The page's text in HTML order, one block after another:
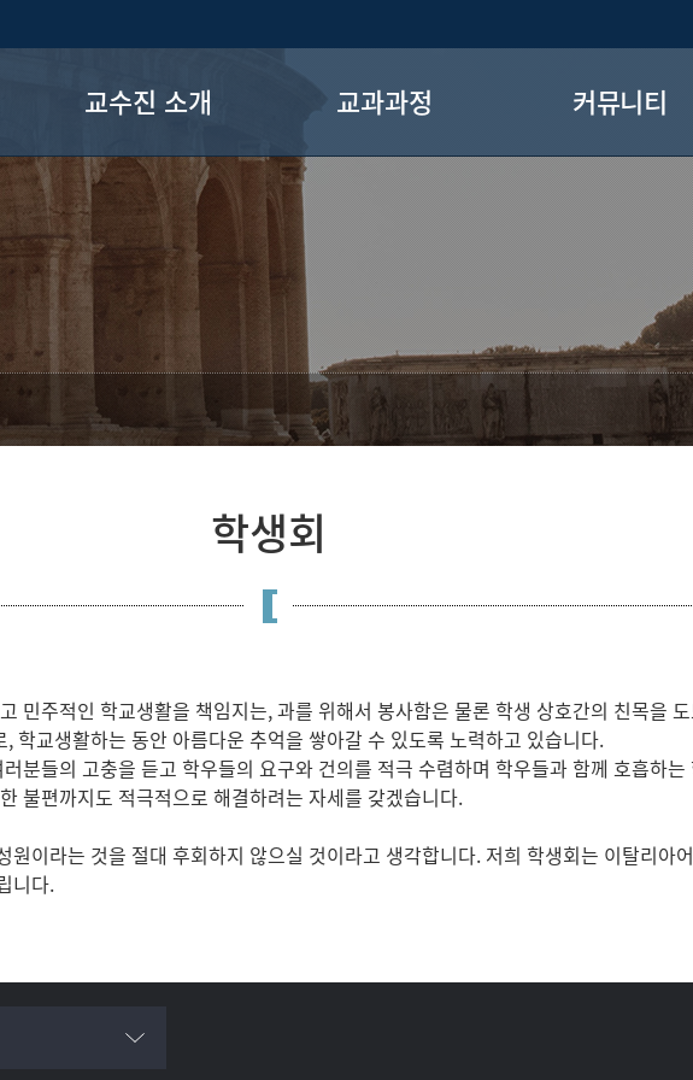
교수진 소개
교수진
교과과정 커뮤니티
갤러리
학생회
민주적인 학교생활을 책임지는, 과를 위해서 봉사함은 물론 학생 상호간의 친목을
학교생활하는 동안 아름다운 추억을 쌓아갈 수 있도록 노력하고 있습니다.
분들의 고충을 듣고 학우들의 요구와 건의를 적극 수렴하며 학우들과 함께 호흡하
불편까지도 적극적으로 해결하려는 자세를 갖겠습니다.
이라는 것을 절대 후회하지 않으실 것이라고 생각합니다. 저희 학생회는 이탈리아
니다.